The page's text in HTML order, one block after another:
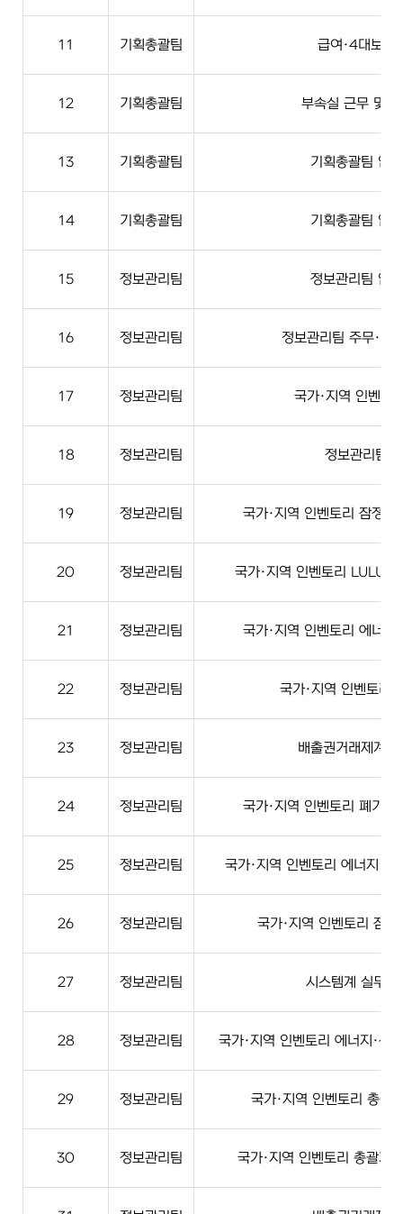
11 기획총괄팀 급여·4대보험
12 기획총괄팀 부속실 근무 및
13 기획총괄팀 기획총괄팀 업
14 기획총괄팀 기획총괄팀 업
15 정보관리팀 정보관리팀 업
16 정보관리팀 정보관리팀 주무·시
17 정보관리팀 국가·지역 인벤토
18 정보관리팀 정보관리팀
19 정보관리팀 국가·지역 인벤토리 잠정·
20 정보관리팀 국가·지역 인벤토리
21 정보관리팀 국가·지역 인벤토리 에너지
22 정보관리팀 국가·지역 인벤토리
23 정보관리팀 배출권거래제계
24 정보관리팀 국가·지역 인벤토리 폐기물
25 정보관리팀 국가·지역 인벤토리 에너지·산
26 정보관리팀 국가·지역 인벤토리 잠정
27 정보관리팀 시스템계 실무
28 정보관리팀 국가·지역 인벤토리 에너지·산
29 정보관리팀 국가·지역 인벤토리 총괄
30 정보관리팀 국가·지역 인벤토리 총괄계